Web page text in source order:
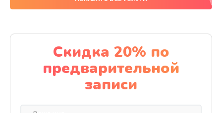
Скидка 20% по
предварительной
записи